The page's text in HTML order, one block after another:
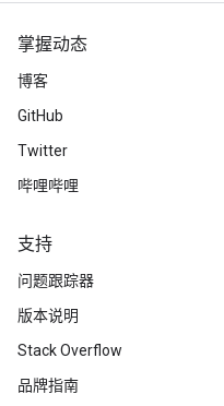
掌握动态
博客
GitHub
Twitter
哔哩哔哩
支持
问题跟踪器
版本说明
Stack Overflow
品牌指南